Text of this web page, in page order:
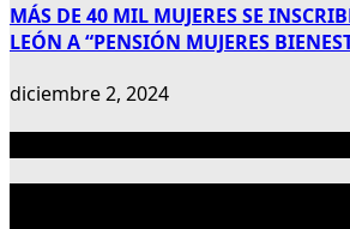
MÁS DE 40 MIL MUJERES SE
LEÓN A “PENSIÓN MUJERES
diciembre 2, 2024